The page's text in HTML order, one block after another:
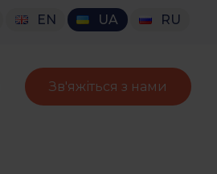
EN UA RU
Зв'яжіться з нами